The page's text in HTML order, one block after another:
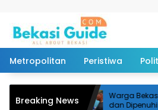
Metropolitan Peristiwa
Breaking News
Timur,
Warga Bekasi
dan Dipenuhi